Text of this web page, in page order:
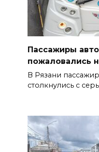
Пассажиры
пожаловались
В Рязани
столкнулись с